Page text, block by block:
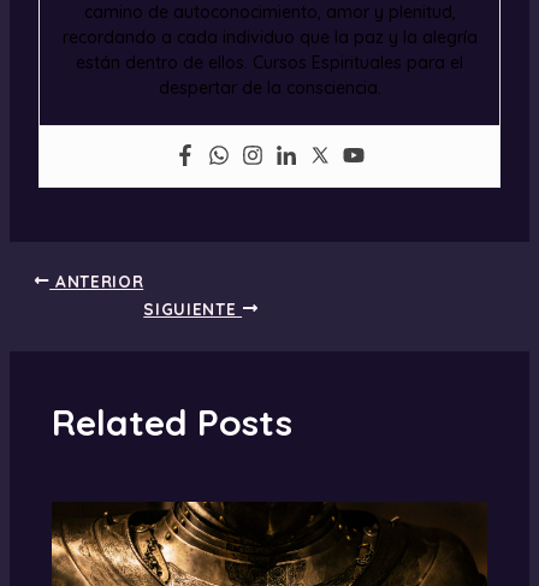
camino de autoconocimiento, amor y plenitud,
recordando a cada individuo que la paz y la alegría
están dentro de ellos. Cursos Espirituales para el
despertar de la consciencia.
ANTERIOR
SIGUIENTE
Related Posts